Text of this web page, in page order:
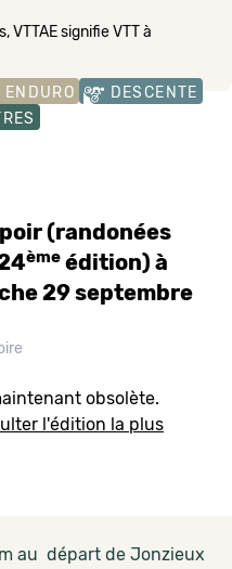
VTTAE signifie VTT à
ENDURO
DESCENTE
(randonées
ème édition) à
29 septembre
obsolète.
l'édition la plus
au départ de Jonzieux